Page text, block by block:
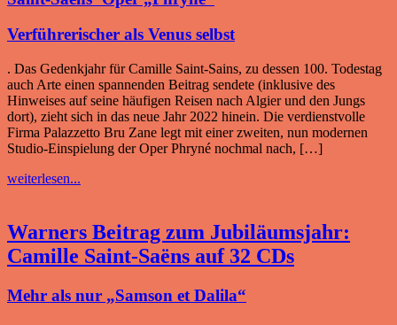
Verführerischer als Venus selbst
. Das Gedenkjahr für Camille Saint-Sains, zu dessen 100. Todestag
auch Arte einen spannenden Beitrag sendete (inklusive des
Hinweises auf seine häufigen Reisen nach Algier und den Jungs
dort), zieht sich in das neue Jahr 2022 hinein. Die verdienstvolle
Firma Palazzetto Bru Zane legt mit einer zweiten, nun modernen
Studio-Einspielung der Oper Phryné nochmal nach, […]
weiterlesen...
Warners Beitrag zum Jubiläumsjahr:
Camille Saint-Saëns auf 32 CDs
Mehr als nur „Samson et Dalila“